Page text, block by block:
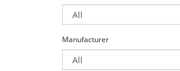
Manufacturer